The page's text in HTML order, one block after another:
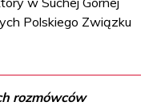
Polskiego Związku
rozmówców